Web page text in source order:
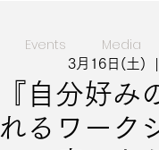
Events Media
3月16日(土)
『自分好み
れるワーク